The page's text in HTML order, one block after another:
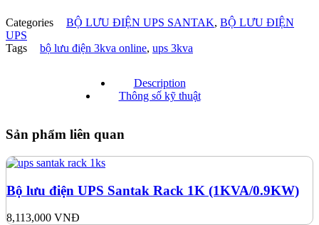
Categories BỘ LƯU ĐIỆN UPS SANTAK, BỘ LƯU ĐIỆN
UPS
Tags
bộ lưu điện 3kva online, ups 3kva
Description
Thông số kỹ thuật
Sản phẩm liên quan
Bộ lưu điện UPS Santak Rack 1K (1KVA/0.9KW)
8,113,000 VNĐ